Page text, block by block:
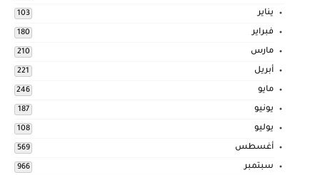
يناير 103
فبراير 180
مارس 210
أبريل 221
مايو 246
يونيو 187
يوليو 108
أغسطس 569
سبتمبر 966